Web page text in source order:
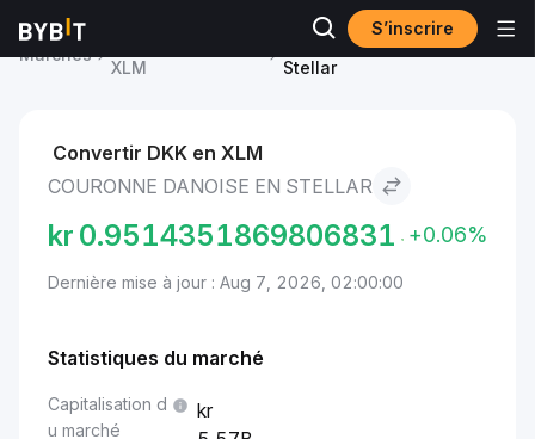
S’inscrire
Marchés
XLM
Couronne danoise to
Stellar
Convertir DKK en XLM
COURONNE DANOISE EN STELLAR
kr 0.9514351869806831 +0.06%
Dernière mise à jour : Aug 7, 2026, 02:00:00
Statistiques du marché
Capitalisation d
u marché